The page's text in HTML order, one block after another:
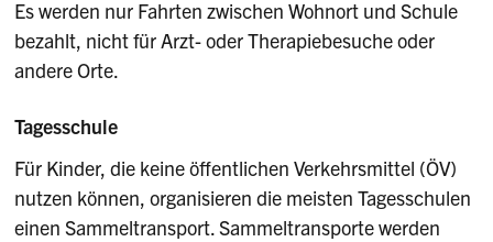
Es werden nur Fahrten zwischen Wohnort und Schule
bezahlt, nicht für Arzt- oder Therapiebesuche oder
andere Orte.
Tagesschule
Für Kinder, die keine öffentlichen Verkehrsmittel (ÖV)
nutzen können, organisieren die meisten Tagesschulen
einen Sammeltransport. Sammeltransporte werden